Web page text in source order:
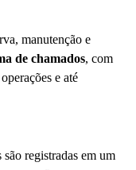
manutenção e
de chamados, com
e até
são registradas em um